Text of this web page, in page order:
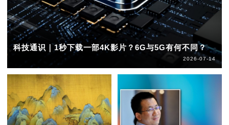
科技通识｜1秒下载一部4K影片？6G与5G有何不同？
2026-07-14